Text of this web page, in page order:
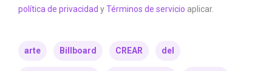
política de privacidad yTérminos de servicio aplicar.
arte Billboard CREAR del